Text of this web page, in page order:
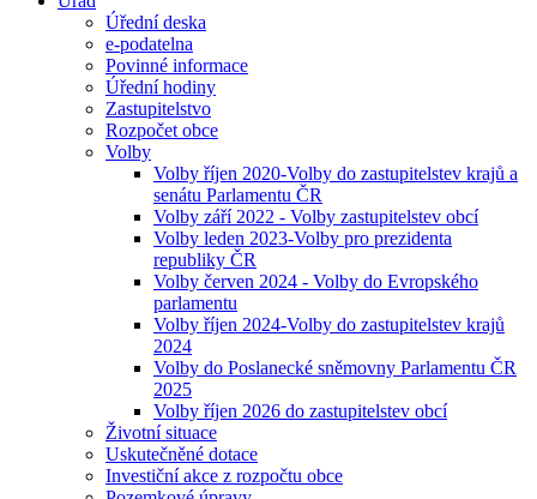
Úřední deska
e-podatelna
Povinné informace
Úřední hodiny
Zastupitelstvo
Rozpočet obce
Volby
Volby říjen 2020-Volby do zastupitelstev krajů a
senátu Parlamentu ČR
Volby září 2022 - Volby zastupitelstev obcí
Volby leden 2023-Volby pro prezidenta
republiky ČR
Volby červen 2024 - Volby do Evropského
parlamentu
Volby říjen 2024-Volby do zastupitelstev krajů
2024
Volby do Poslanecké sněmovny Parlamentu ČR
2025
Volby říjen 2026 do zastupitelstev obcí
Životní situace
Uskutečněné dotace
Investiční akce z rozpočtu obce